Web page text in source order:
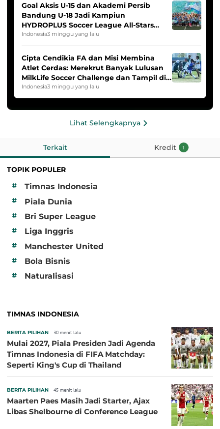
Goal Aksis U-15 dan Akademi Persib
Bandung U-18 Jadi Kampiun
HYDROPLUS Soccer League All-Stars
2025/2026
Indonesia3 minggu yang lalu
Cipta Cendikia FA dan Misi Membina
Atlet Cerdas: Merekrut Banyak Lulusan
MilkLife Soccer Challenge dan Tampil di
HYDROPLUS Soccer League
Indonesia3 minggu yang lalu
Lihat Selengkapnya
Terkait Kredit 1
TOPIK POPULER
#
Timnas Indonesia
# Piala Dunia
# Bri Super League
# Liga Inggris
# Manchester United
# Bola Bisnis
# Naturalisasi
TIMNAS INDONESIA
BERITA PILIHAN 30 menit lalu
Mulai 2027, Piala Presiden Jadi Agenda
Timnas Indonesia di FIFA Matchday:
Seperti King's Cup di Thailand
BERITA PILIHAN 45 menit lalu
Maarten Paes Masih Jadi Starter, Ajax
Libas Shelbourne di Conference League